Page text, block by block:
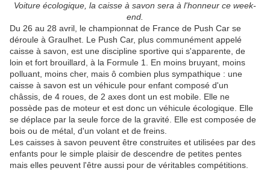
Voiture écologique, la caisse à savon sera à l'honneur ce week-
end.
Du 26 au 28 avril, le championnat de France de Push Car se
déroule à Graulhet. Le Push Car, plus communément appelé
caisse à savon, est une discipline sportive qui s'apparente, de
loin et fort brouillard, à la Formule 1. En moins bruyant, moins
polluant, moins cher, mais ô combien plus sympathique : une
caisse à savon est un véhicule pour enfant composé d'un
châssis, de 4 roues, de 2 axes dont un est mobile. Elle ne
possède pas de moteur et est donc un véhicule écologique. Elle
se déplace par la seule force de la gravité. Elle est composée de
bois ou de métal, d'un volant et de freins.
Les caisses à savon peuvent être construites et utilisées par des
enfants pour le simple plaisir de descendre de petites pentes
mais elles peuvent l'être aussi pour de véritables compétitions.